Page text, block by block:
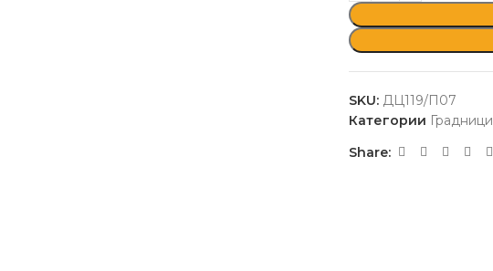
SKU: ДЦ119/П07
Категории Градници
Share: